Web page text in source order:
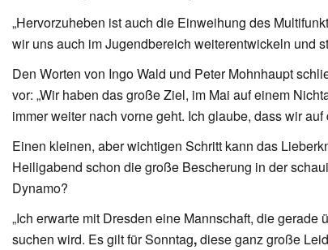
„Hervorzuheben ist auch die Einweihung des
wir uns auch im Jugendbereich weiterentwickeln und
Den Worten von Ingo Wald und Peter Mohnhaupt
vor: „Wir haben das große Ziel, im Mai auf einem
immer weiter nach vorne geht. Ich glaube, dass wir
Einen kleinen, aber wichtigen Schritt kann das
Heiligabend schon die große Bescherung in der
Dynamo?
„Ich erwarte mit Dresden eine Mannschaft, die
suchen wird. Es gilt für Sonntag,diese ganz große